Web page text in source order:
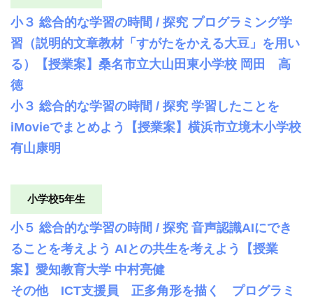
小３ 総合的な学習の時間 / 探究 プログラミング学
習（説明的文章教材「すがたをかえる大豆」を用い
る）【授業案】桑名市立大山田東小学校 岡田 高
徳
小３ 総合的な学習の時間 / 探究 学習したことを
iMovieでまとめよう【授業案】横浜市立境木小学校
有山康明
小学校5年生
小５ 総合的な学習の時間 / 探究 音声認識AIにでき
ることを考えよう AIとの共生を考えよう【授業
案】愛知教育大学 中村亮健
その他 ICT支援員 正多角形を描く プログラミ